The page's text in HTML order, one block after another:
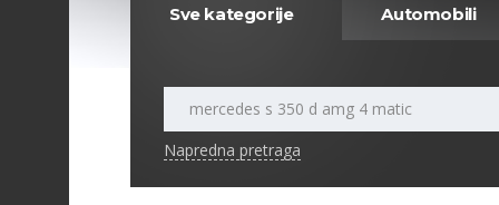
Sve kategorije Automobili
Napredna pretraga